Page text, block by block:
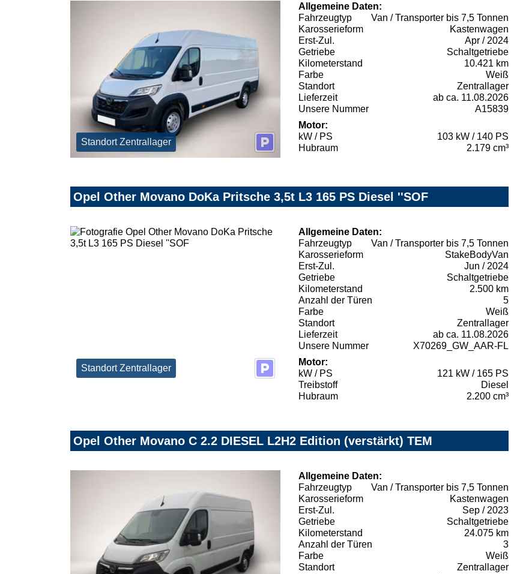
Standort Zentrallager
Allgemeine Daten:
Fahrzeugtyp
Van / Transporter bis 7,5 Tonnen
Karosserieform
Kastenwagen
Erst-Zul.
Apr / 2024
Getriebe
Schaltgetriebe
Kilometerstand
10.421 km
Farbe
Weiß
Standort
Zentrallager
Lieferzeit
ab ca. 11.08.2026
Unsere Nummer
A15839
Motor:
kW / PS
103 kW / 140 PS
Hubraum
2.179 cm³
Opel Other Movano DoKa Pritsche 3,5t L3 165 PS Diesel ''SOF
Standort Zentrallager
Allgemeine Daten:
Fahrzeugtyp
Van / Transporter bis 7,5 Tonnen
Karosserieform
StakeBodyVan
Erst-Zul.
Jun / 2024
Getriebe
Schaltgetriebe
Kilometerstand
2.500 km
Anzahl der Türen
5
Farbe
Weiß
Standort
Zentrallager
Lieferzeit
ab ca. 11.08.2026
Unsere Nummer
X70269_GW_AAR-FL
Motor:
kW / PS
121 kW / 165 PS
Treibstoff
Diesel
Hubraum
2.200 cm³
Opel Other Movano C 2.2 DIESEL L2H2 Edition (verstärkt) TEM
Allgemeine Daten:
Fahrzeugtyp
Van / Transporter bis 7,5 Tonnen
Karosserieform
Kastenwagen
Erst-Zul.
Sep / 2023
Getriebe
Schaltgetriebe
Kilometerstand
24.075 km
Anzahl der Türen
3
Farbe
Weiß
Standort
Zentrallager